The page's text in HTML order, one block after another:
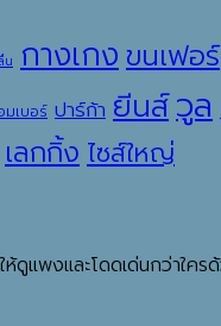
น กางเกง ขนเฟอร์
มเบอร์ ปาร์ก้า ยีนส์วูล
เลกกิ้ง ไซส์ใหญ่
ห้ดูแพงและโดดเด่นกว่าใค